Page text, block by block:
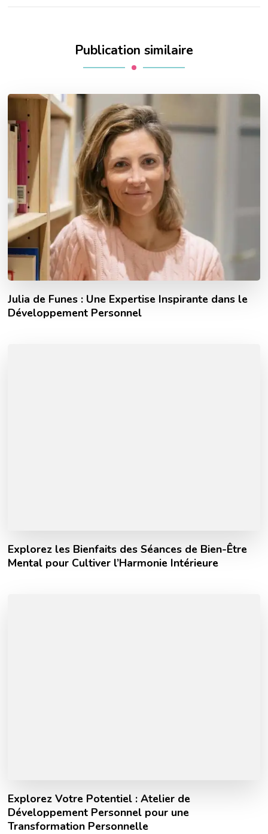
Publication similaire
Julia de Funes : Une Expertise Inspirante dans le
Développement Personnel
Explorez les Bienfaits des Séances de Bien-Être
Mental pour Cultiver l’Harmonie Intérieure
Explorez Votre Potentiel : Atelier de
Développement Personnel pour une
Transformation Personnelle